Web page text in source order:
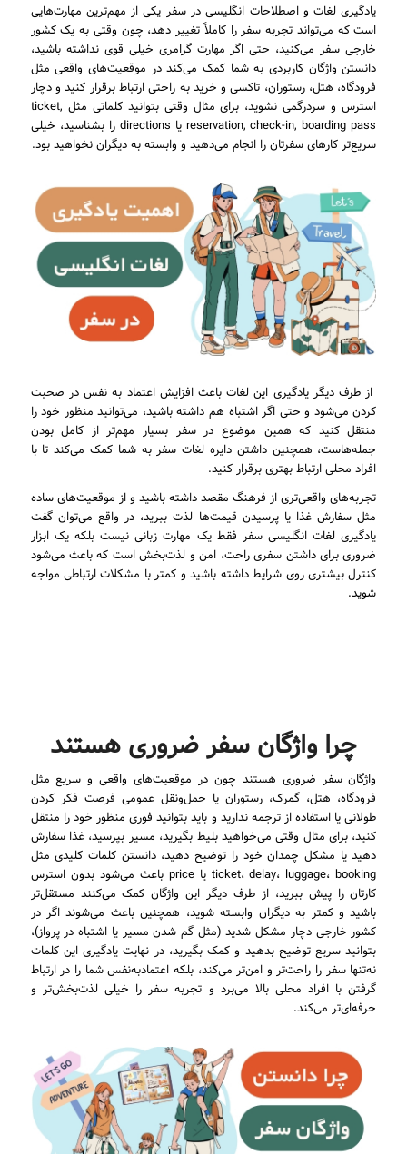
یادگیری لغات و اصطلاحات انگلیسی در سفر یکی از مهم‌ترین مهارت‌هایی
است که می‌تواند تجربه سفر را کاملاً تغییر دهد، چون وقتی به یک کشور
خارجی سفر می‌کنید، حتی اگر مهارت گرامری خیلی قوی نداشته باشید،
دانستن واژگان کاربردی به شما کمک می‌کند در موقعیت‌های واقعی مثل
فرودگاه، هتل، رستوران، تاکسی و خرید به راحتی ارتباط برقرار کنید و دچار
استرس و سردرگمی نشوید، برای مثال وقتی بتوانید کلماتی مثل ticket,
reservation, check-in, boarding pass یا directions را بشناسید، خیلی
سریع‌تر کارهای سفرتان را انجام می‌دهید و وابسته به دیگران نخواهید بود.
از طرف دیگر یادگیری این لغات باعث افزایش اعتماد به نفس در صحبت
کردن می‌شود و حتی اگر اشتباه هم داشته باشید، می‌توانید منظور خود را
منتقل کنید که همین موضوع در سفر بسیار مهم‌تر از کامل بودن
جمله‌هاست، همچنین داشتن دایره لغات سفر به شما کمک می‌کند تا با
افراد محلی ارتباط بهتری برقرار کنید.
تجربه‌های واقعی‌تری از فرهنگ مقصد داشته باشید و از موقعیت‌های ساده
مثل سفارش غذا یا پرسیدن قیمت‌ها لذت ببرید، در واقع می‌توان گفت
یادگیری لغات انگلیسی سفر فقط یک مهارت زبانی نیست بلکه یک ابزار
ضروری برای داشتن سفری راحت، امن و لذت‌بخش است که باعث می‌شود
کنترل بیشتری روی شرایط داشته باشید و کمتر با مشکلات ارتباطی مواجه
شوید.
چرا واژگان سفر ضروری هستند
واژگان سفر ضروری هستند چون در موقعیت‌های واقعی و سریع مثل
فرودگاه، هتل، گمرک، رستوران یا حمل‌ونقل عمومی فرصت فکر کردن
طولانی یا استفاده از ترجمه ندارید و باید بتوانید فوری منظور خود را منتقل
کنید، برای مثال وقتی می‌خواهید بلیط بگیرید، مسیر بپرسید، غذا سفارش
دهید یا مشکل چمدان خود را توضیح دهید، دانستن کلمات کلیدی مثل
ticket، delay، luggage، booking یا price باعث می‌شود بدون استرس
کارتان را پیش ببرید، از طرف دیگر این واژگان کمک می‌کنند مستقل‌تر
باشید و کمتر به دیگران وابسته شوید، همچنین باعث می‌شوند اگر در
کشور خارجی دچار مشکل شدید (مثل گم شدن مسیر یا اشتباه در پرواز)،
بتوانید سریع توضیح بدهید و کمک بگیرید، در نهایت یادگیری این کلمات
نه‌تنها سفر را راحت‌تر و امن‌تر می‌کند، بلکه اعتمادبه‌نفس شما را در ارتباط
گرفتن با افراد محلی بالا می‌برد و تجربه سفر را خیلی لذت‌بخش‌تر و
حرفه‌ای‌تر می‌کند.